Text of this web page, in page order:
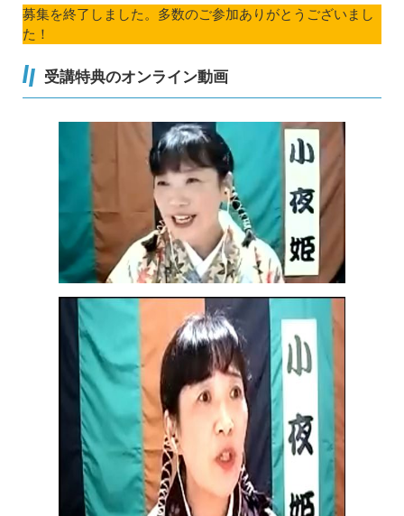
募集を終了しました。多数のご参加ありがとうございまし
た！
受講特典のオンライン動画